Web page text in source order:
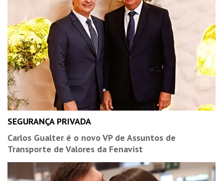
SEGURANÇA PRIVADA
Carlos Gualter é o novo VP de Assuntos de
Transporte de Valores da Fenavist